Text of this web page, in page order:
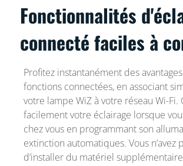
Fonctionnalités
connecté faciles à
Profitez instantanément des
fonctions connectées, en associant
votre lampe WiZ à votre réseau Wi-Fi.
facilement votre éclairage lorsque
chez vous en programmant son
extinction automatiques. Vous n’avez
d’installer du matériel